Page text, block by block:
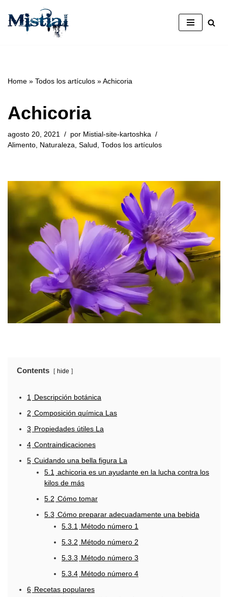
Saltar
Home » Todos los artículos »Achicoria
Achicoria
agosto 20, 2021 por Mistial-site-kartoshka
Alimento, Naturaleza, Salud , Todos los artículos
Contents hide
1 Descripción botánica
2 Composición química Las
3 Propiedades útiles La
4 Contraindicaciones
5 Cuidando una bella figura La
5.1 achicoria es un ayudante en la lucha contra los
kilos de más
5.2 Cómo tomar
5.3 Cómo preparar adecuadamente una bebida
5.3.1
Método número 1
5.3.2 Método número 2
5.3.3 Método número 3
5.3.4 Método número 4
6 Recetas populares